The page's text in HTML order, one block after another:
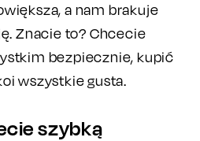
a nam brakuje
Znacie to? Chcecie
bezpiecznie, kupić
wszystkie gusta.
szybką